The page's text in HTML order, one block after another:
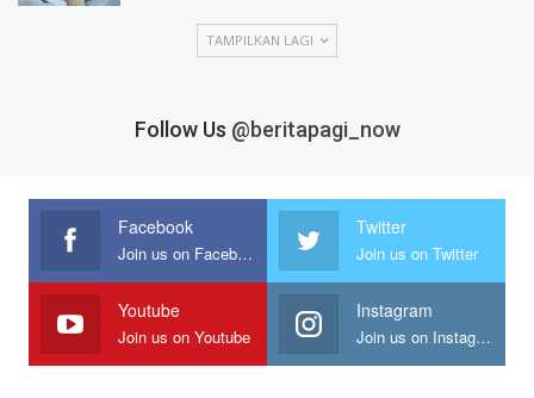
TAMPILKAN LAGI
Follow Us @beritapagi_now
Facebook
Join us on Facebook
Twitter
Join us on Twitter
Youtube
Join us on Youtube
Instagram
Join us on Instagram